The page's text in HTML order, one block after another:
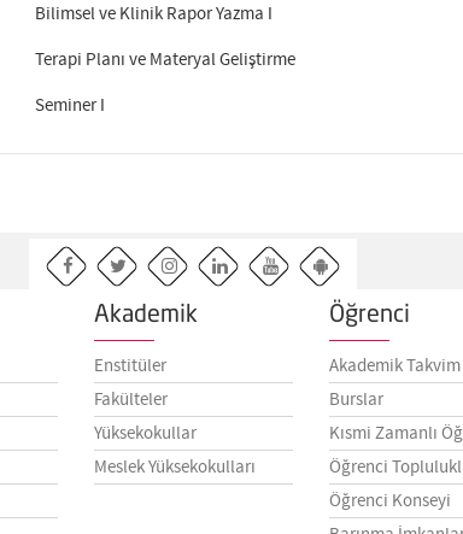
Bilimsel ve Klinik Rapor Yazma I
Terapi Planı ve Materyal Geliştirme
Seminer I
Akademik
Enstitüler
Fakülteler
Yüksekokullar
Meslek Yüksekokulları
Öğrenci
Akademik Takvim
Burslar
Kısmi Zamanlı
Öğrenci
Öğrenci Konseyi